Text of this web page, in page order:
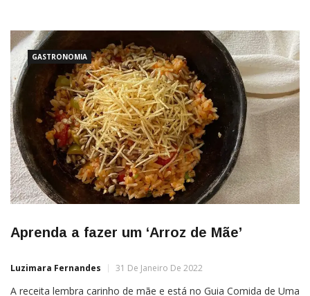
GASTRONOMIA
Aprenda a fazer um ‘Arroz de Mãe’
Luzimara Fernandes 31 De Janeiro De 2022
A receita lembra carinho de mãe e está no Guia Comida de Uma